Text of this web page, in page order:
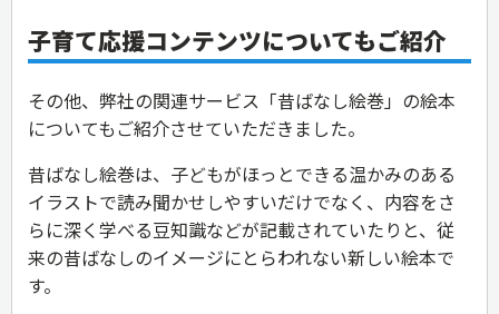
子育て応援コンテンツについてもご紹介
その他、弊社の関連サービス「昔ばなし絵巻」の絵本
についてもご紹介させていただきました。
昔ばなし絵巻は、子どもがほっとできる温かみのある
イラストで読み聞かせしやすいだけでなく、内容をさ
らに深く学べる豆知識などが記載されていたりと、従
来の昔ばなしのイメージにとらわれない新しい絵本で
す。